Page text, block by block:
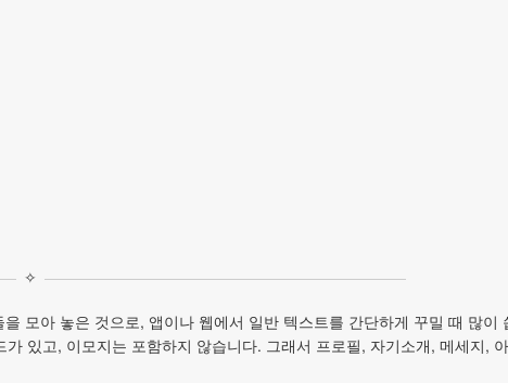
✧
모아 놓은 것으로, 앱이나 웹에서 일반 텍스트를 간단하게 꾸밀 때 많이
있고, 이모지는 포함하지 않습니다. 그래서 프로필, 자기소개, 메세지, 아